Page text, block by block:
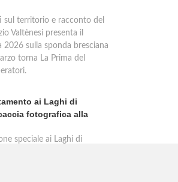
sul territorio e racconto del
Valtènesi presenta il
2026 sulla sponda bresciana
torna La Prima del
ai Laghi di
fotografica alla
speciale ai Laghi di
Santa Rita al